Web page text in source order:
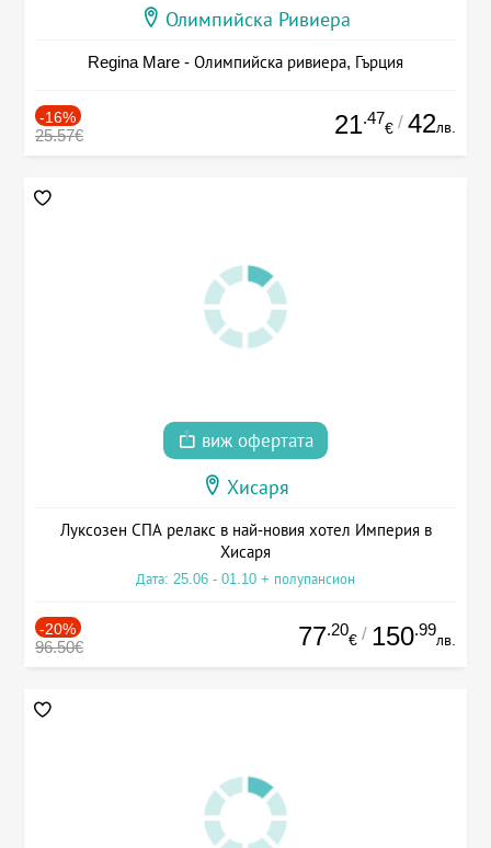
Олимпийска Ривиера
Regina Mare - Олимпийска ривиера, Гърция
-16%
25.57€ 21.47
€ / 42лв.
виж офертата
Хисаря
Луксозен СПА релакс в най-новия хотел Империя в
Хисаря
Дата: 25.06 - 01.10 + полупансион
-20%
96.50€ 77.20
€ / 150.99
лв.